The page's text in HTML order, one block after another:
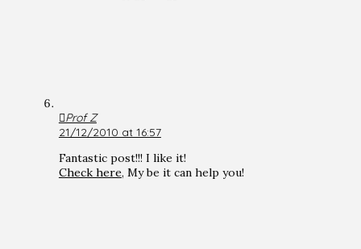
Prof Z
21/12/2010 at 16:57
Fantastic post!!! I like it!
Check here, My be it can help you!